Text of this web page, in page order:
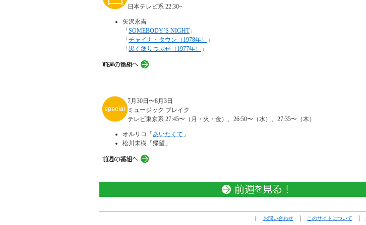
日本テレビ系 22:30~
矢沢永吉
「 SOMEBODY’S NIGHT」
「 チャイナ・タウン（1978年）
」
「 黒く塗りつぶせ（1977年） 」
7月30日〜8月3日
ミュージック ブレイク
テレビ東京系 27:45〜（月・火・金）、26:50〜（水）、27:35〜（木）
オルリコ「 あいたくて 」
松川未樹「帰望」
｜ お問い合わせ│ このサイトについて